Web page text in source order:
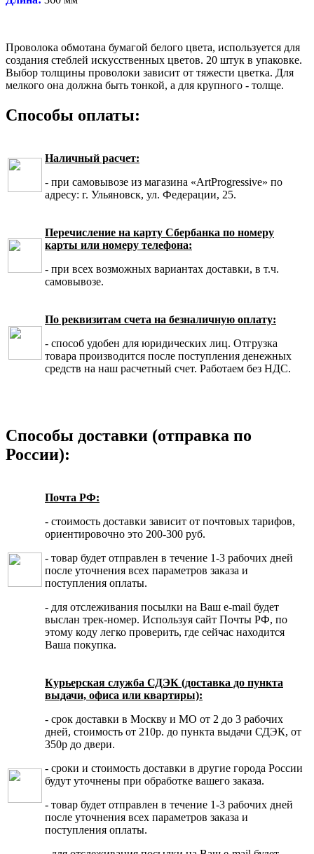
Проволока обмотана бумагой белого цвета, используется для
создания стеблей искусственных цветов. 20 штук в упаковке.
Выбор толщины проволоки зависит от тяжести цветка. Для
мелкого она должна быть тонкой, а для крупного - толще.
Способы оплаты:
Наличный расчет:
- при самовывозе из магазина «ArtProgressive» по
адресу: г. Ульяновск, ул. Федерации, 25.
Перечисление на карту Сбербанка по номеру
карты или номеру телефона:
- при всех возможных вариантах доставки, в т.ч.
самовывозе.
По реквизитам счета на безналичную оплату:
- способ удобен для юридических лиц. Отгрузка
товара производится после поступления денежных
средств на наш расчетный счет. Работаем без НДС.
Способы доставки (отправка по
России):
Почта РФ:
- стоимость доставки зависит от почтовых тарифов,
ориентировочно это 200-300 руб.
- товар будет отправлен в течение 1-3 рабочих дней
после уточнения всех параметров заказа и
поступления оплаты.
- для отслеживания посылки на Ваш e-mail будет
выслан трек-номер. Используя сайт Почты РФ, по
этому коду легко проверить, где сейчас находится
Ваша покупка.
Курьерская служба СДЭК (доставка до пункта
выдачи, офиса или квартиры):
- срок доставки в Москву и МО от 2 до 3 рабочих
дней, стоимость от 210р. до пункта выдачи СДЭК, от
350р до двери.
- сроки и стоимость доставки в другие города России
будут уточнены при обработке вашего заказа.
- товар будет отправлен в течение 1-3 рабочих дней
после уточнения всех параметров заказа и
поступления оплаты.